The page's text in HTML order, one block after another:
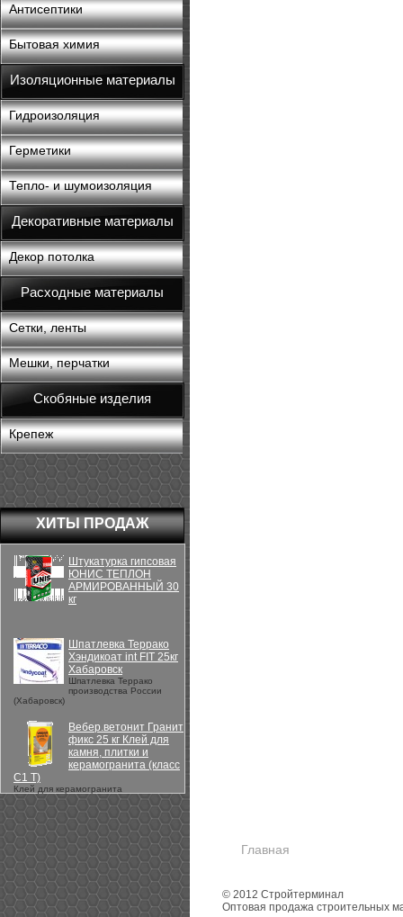
Антисептики
Бытовая химия
Изоляционные материалы
Гидроизоляция
Герметики
Тепло- и шумоизоляция
Декоративные материалы
Декор потолка
Расходные материалы
Сетки, ленты
Мешки, перчатки
Скобяные изделия
Крепеж
ХИТЫ ПРОДАЖ
Штукатурка гипсовая
ЮНИС ТЕПЛОН
АРМИРОВАННЫЙ 30
кг
Шпатлевка Террако
Хэндикоат int FIT 25кг
Хабаровск
Шпатлевка Террако
производства России
(Хабаровск)
Вебер.ветонит Гранит
фикс 25 кг Клей для
камня, плитки и
керамогранита (класс
С1 Т)
Клей для керамогранита
Главная
© 2012 Стройтерминал
Оптовая продажа строительных